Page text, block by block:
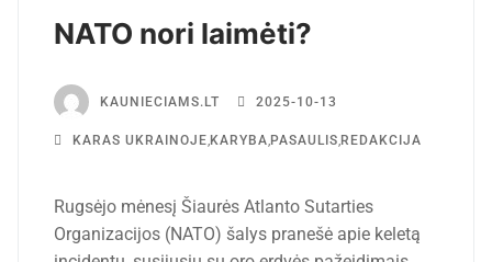
NATO nori laimėti?
KAUNIECIAMS.LT 2025-10-13
KARAS UKRAINOJE KARYBA PASAULIS REDAKCIJA
Rugsėjo mėnesį Šiaurės Atlanto Sutarties
Organizacijos (NATO) šalys pranešė apie keletą